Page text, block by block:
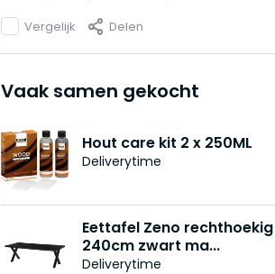
Vergelijk Delen
Vaak samen gekocht
Hout care kit 2 x 250ML
Deliverytime
Eettafel Zeno rechthoekig
240cm zwart ma...
Deliverytime